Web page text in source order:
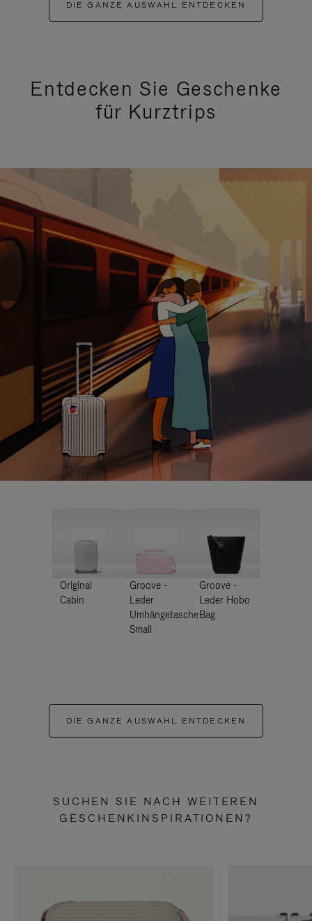
DIE GANZE AUSWAHL ENTDECKEN
Entdecken Sie Geschenke
für Kurztrips
Original
Cabin
Groove -
Leder
Umhängetasche
Small
Groove -
Leder Hobo
Bag
DIE GANZE AUSWAHL ENTDECKEN
SUCHEN SIE NACH WEITEREN
GESCHENKINSPIRATIONEN?